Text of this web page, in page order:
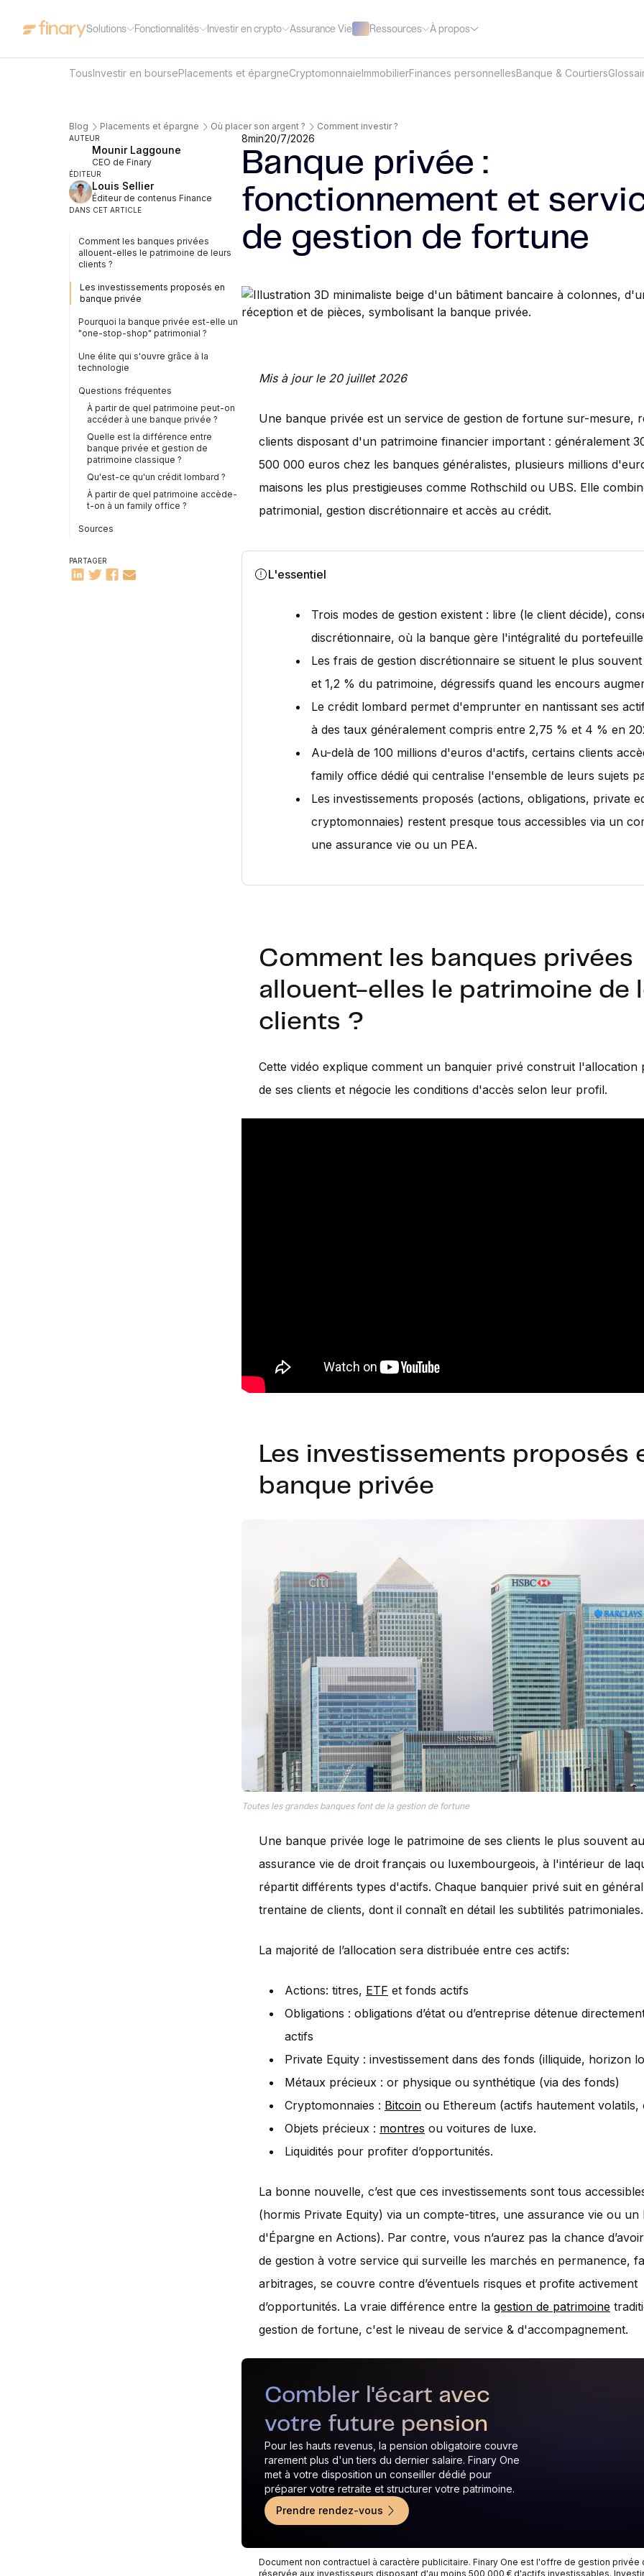
Solutions Fonctionnalités Investir en crypto Assurance Vie Ressources À propos
TousInvestir en boursePlacements et épargneCryptomonnaieImmobilierFinances personnellesBanque & Courtiers
Blog Placements et épargne Où placer son argent ? Comment investir ?
AUTEUR
Mounir Laggoune
CEO de Finary
ÉDITEUR
Louis Sellier
Éditeur de contenus Finance
DANS CET ARTICLE
Comment les banques privées
allouent-elles le patrimoine de leurs
clients ?
Les investissements proposés en
banque privée
Pourquoi la banque privée est-elle un
"one-stop-shop" patrimonial ?
Une élite qui s'ouvre grâce à la
technologie
Questions fréquentes
À partir de quel patrimoine peut-on
accéder à une banque privée ?
Quelle est la différence entre
banque privée et gestion de
patrimoine classique ?
Qu'est-ce qu'un crédit lombard ?
À partir de quel patrimoine accède-
t-on à un family office ?
Sources
PARTAGER
8min20/7/2026
Banque privée :
fonctionnement et
de gestion de fortune
Mis à jour le 20 juillet 2026
Une banque privée est un service de gestion de fortune sur-mesure,
clients disposant d'un patrimoine financier important : généralement
500 000 euros chez les banques généralistes, plusieurs millions
maisons les plus prestigieuses comme Rothschild ou UBS. Elle
patrimonial, gestion discrétionnaire et accès au crédit.
L'essentiel
Trois modes de gestion existent : libre (le client décide),
discrétionnaire, où la banque gère l'intégralité du
Les frais de gestion discrétionnaire se situent le plus
et 1,2 % du patrimoine, dégressifs quand les encours
Le crédit lombard permet d'emprunter en nantissant ses
à des taux généralement compris entre 2,75 % et 4 % en
Au-delà de 100 millions d'euros d'actifs, certains clients
family office dédié qui centralise l'ensemble de leurs sujets
Les investissements proposés (actions, obligations, private
cryptomonnaies) restent presque tous accessibles via un
une assurance vie ou un PEA.
Comment les banques privées
allouent-elles le patrimoine de
clients ?
Cette vidéo explique comment un banquier privé construit l'allocation
de ses clients et négocie les conditions d'accès selon leur profil.
Les investissements proposés
banque privée
Toutes les grandes banques font de la gestion de fortune
Une banque privée loge le patrimoine de ses clients le plus souvent
assurance vie de droit français ou luxembourgeois, à l'intérieur de
répartit différents types d'actifs. Chaque banquier privé suit en
trentaine de clients, dont il connaît en détail les subtilités patrimoniales.
La majorité de l’allocation sera distribuée entre ces actifs:
Actions: titres, ETF et fonds actifs
Obligations : obligations d’état ou d’entreprise détenue
actifs
Private Equity : investissement dans des fonds (illiquide, horizon
Métaux précieux : or physique ou synthétique (via des fonds)
Cryptomonnaies : Bitcoin ou Ethereum (actifs hautement volatils,
Objets précieux : montres ou voitures de luxe.
Liquidités pour profiter d’opportunités.
La bonne nouvelle, c’est que ces investissements sont tous
(hormis Private Equity) via un compte-titres, une assurance vie ou un
d'Épargne en Actions). Par contre, vous n’aurez pas la chance
de gestion à votre service qui surveille les marchés en permanence,
arbitrages, se couvre contre d’éventuels risques et profite activement
d’opportunités. La vraie différence entre la gestion de patrimoine
gestion de fortune, c'est le niveau de service & d'accompagnement.
Combler l'écart avec
votre future pension
Pour les hauts revenus, la pension obligatoire couvre
rarement plus d'un tiers du dernier salaire. Finary One
met à votre disposition un conseiller dédié pour
préparer votre retraite et structurer votre patrimoine.
Prendre rendez-vous
Document non contractuel à caractère publicitaire. Finary One est l'offre de gestion privée
réservée aux investisseurs disposant d'au moins 500 000 € d'actifs investissables.